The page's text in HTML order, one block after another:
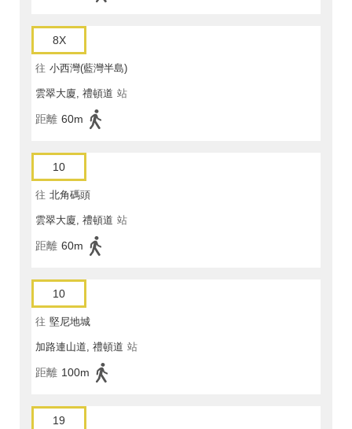
8X
往 小西灣(藍灣半島)
雲翠大廈, 禮頓道 站
距離 60m
10
往 北角碼頭
雲翠大廈, 禮頓道 站
距離 60m
10
往 堅尼地城
加路連山道, 禮頓道 站
距離 100m
19